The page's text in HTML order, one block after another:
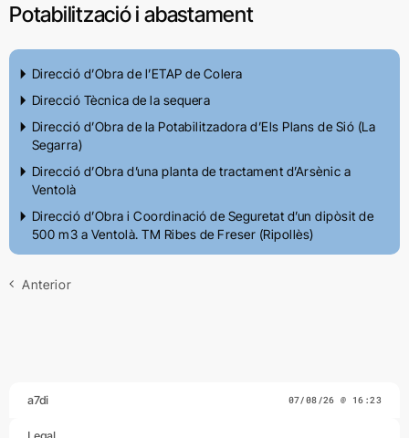
Potabilització i abastament
Direcció d’Obra de l’ETAP de Colera
Direcció Tècnica de la sequera
Direcció d’Obra de la Potabilitzadora d’Els Plans de Sió (La
Segarra)
Direcció d’Obra d’una planta de tractament d’Arsènic a
Ventolà
Direcció d’Obra i Coordinació de Seguretat d’un dipòsit de
500 m3 a Ventolà. TM Ribes de Freser (Ripollès)
Anterior
a7di 07/08/26 @ 16:23